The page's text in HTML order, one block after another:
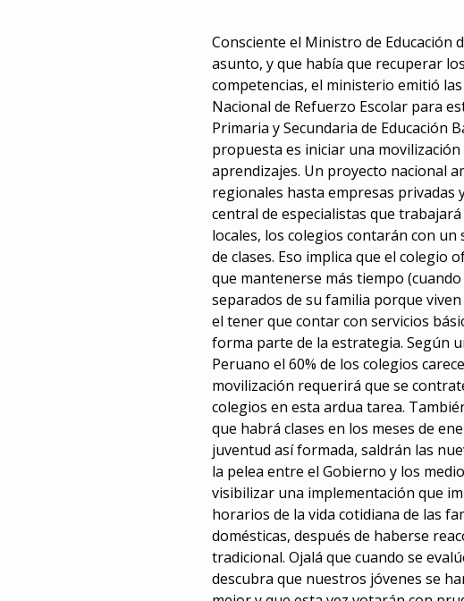
Consciente el Ministro de Educación
asunto, y que había que recuperar
competencias, el ministerio emitió
Nacional de Refuerzo Escolar para
Primaria y Secundaria de Educación
propuesta es iniciar una
aprendizajes. Un proyecto nacional
regionales hasta empresas privadas
central de especialistas que
locales, los colegios contarán con
de clases. Eso implica que el colegio
que mantenerse más tiempo
separados de su familia porque
el tener que contar con servicios
forma parte de la estrategia. Según
Peruano el 60% de los colegios
movilización requerirá que se
colegios en esta ardua tarea.
que habrá clases en los meses de
juventud así formada, saldrán las
la pelea entre el Gobierno y los
visibilizar una implementación que
horarios de la vida cotidiana de las
domésticas, después de haberse
tradicional. Ojalá que cuando se
descubra que nuestros jóvenes se